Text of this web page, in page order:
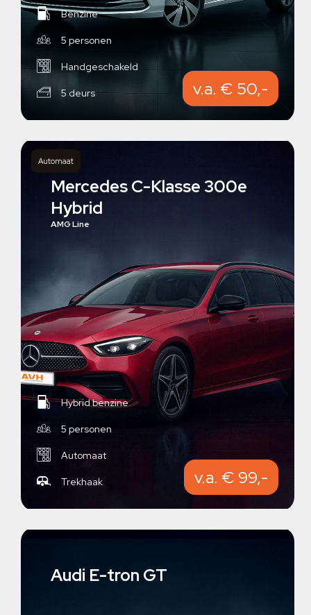
Benzine
5 personen
Handgeschakeld
5 deurs v.a. € 50,-
Automaat
Mercedes C-Klasse 300e
Hybrid
AMG Line
Hybrid benzine
5 personen
Automaat
Trekhaak v.a. € 99,-
Audi E-tron GT